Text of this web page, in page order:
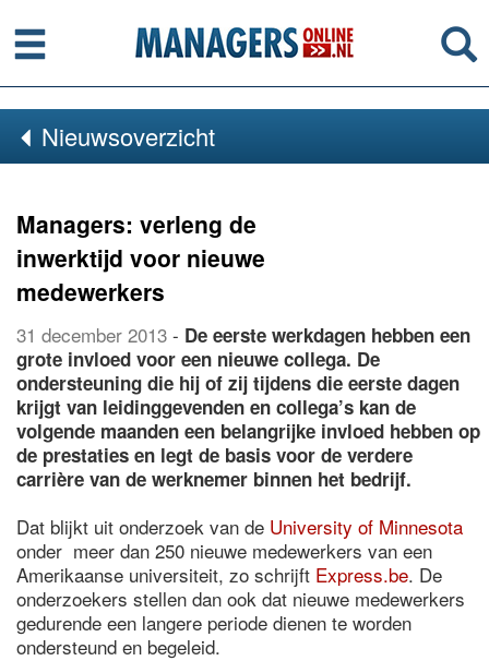
Menu
Nieuwsoverzicht
Managers: verleng de
inwerktijd voor nieuwe
medewerkers
31 december 2013 - De eerste werkdagen hebben een
grote invloed voor een nieuwe collega. De
ondersteuning die hij of zij tijdens die eerste dagen
krijgt van leidinggevenden en collega’s kan de
volgende maanden een belangrijke invloed hebben op
de prestaties en legt de basis voor de verdere
carrière van de werknemer binnen het bedrijf.
Dat blijkt uit onderzoek van de University of Minnesota
onder meer dan 250 nieuwe medewerkers van een
Amerikaanse universiteit, zo schrijft Express.be. De
onderzoekers stellen dan ook dat nieuwe medewerkers
gedurende een langere periode dienen te worden
ondersteund en begeleid.